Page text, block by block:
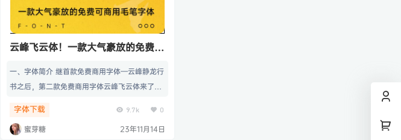
云峰飞云体！一款大气豪放的免费商
一、字体简介 继首款免费商用字体—云峰静龙行
书之后，第二款免费商用字体云峰飞云体来了！
泛用于平面设计、影视、海报等行业。 二、字体
效果展示
字体下载 9.7k 0
蜜芽糖 23年11月14日